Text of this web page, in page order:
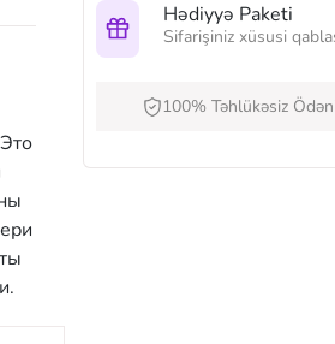
Hədiyyə Paketi
Sifarişiniz xüsusi
100% Təhlükəsiz